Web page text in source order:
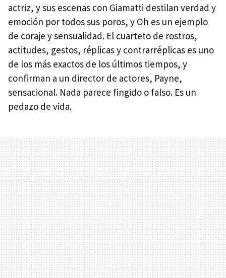
actriz, y sus escenas con Giamatti destilan verdad y
emoción por todos sus poros, y Oh es un ejemplo
de coraje y sensualidad. El cuarteto de rostros,
actitudes, gestos, réplicas y contrarréplicas es uno
de los más exactos de los últimos tiempos, y
confirman a un director de actores, Payne,
sensacional. Nada parece fingido o falso. Es un
pedazo de vida.